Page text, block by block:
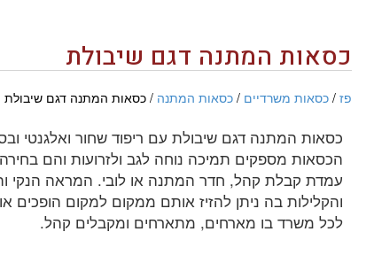
כסאות המתנה דגם שיבולת
פז / כסאות משרדיים / כסאות המתנה / כסאות המתנה דגם שיבולת
כסאות המתנה דגם שיבולת עם ריפוד שחור ואלגנטי
הכסאות מספקים תמיכה נוחה לגב ולזרועות והם
עמדת קבלת קהל, חדר המתנה או לובי. המראה הנקי
והקלילות בה ניתן להזיז אותם ממקום למקום הופכים
לכל משרד בו מארחים, מתארחים ומקבלים קהל.